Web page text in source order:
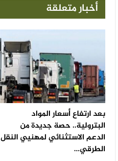
أخبار متعلقة
بعد ارتفاع أسعار المواد
البترولية.. حصة جديدة من
الدعم الاستثنائي لمهنيي النقل
الطرقي…